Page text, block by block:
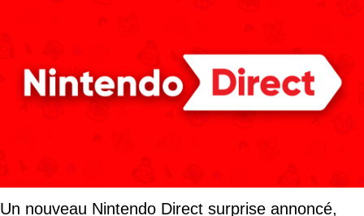
Un nouveau Nintendo Direct surprise annoncé,